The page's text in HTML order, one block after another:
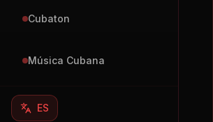
Cubaton
Música Cubana
ES